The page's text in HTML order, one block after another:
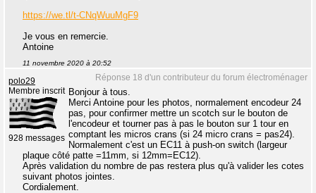
https://we.tl/t-CNqWuuMgF9
Je vous en remercie.
Antoine
11 novembre 2020 à 20:52
Réponse 18 d'un contributeur du forum électroménager
polo29
Membre inscrit
928 messages
Bonjour à tous.
Merci Antoine pour les photos, normalement encodeur 24
pas, pour confirmer mettre un scotch sur le bouton de
l'encodeur et tourner pas à pas le bouton sur 1 tour en
comptant les micros crans (si 24 micro crans = pas24).
Normalement c'est un EC11 à push-on switch (largeur
plaque côté patte =11mm, si 12mm=EC12).
Après validation du nombre de pas restera plus qu'à valider les cotes
suivant photos jointes.
Cordialement.